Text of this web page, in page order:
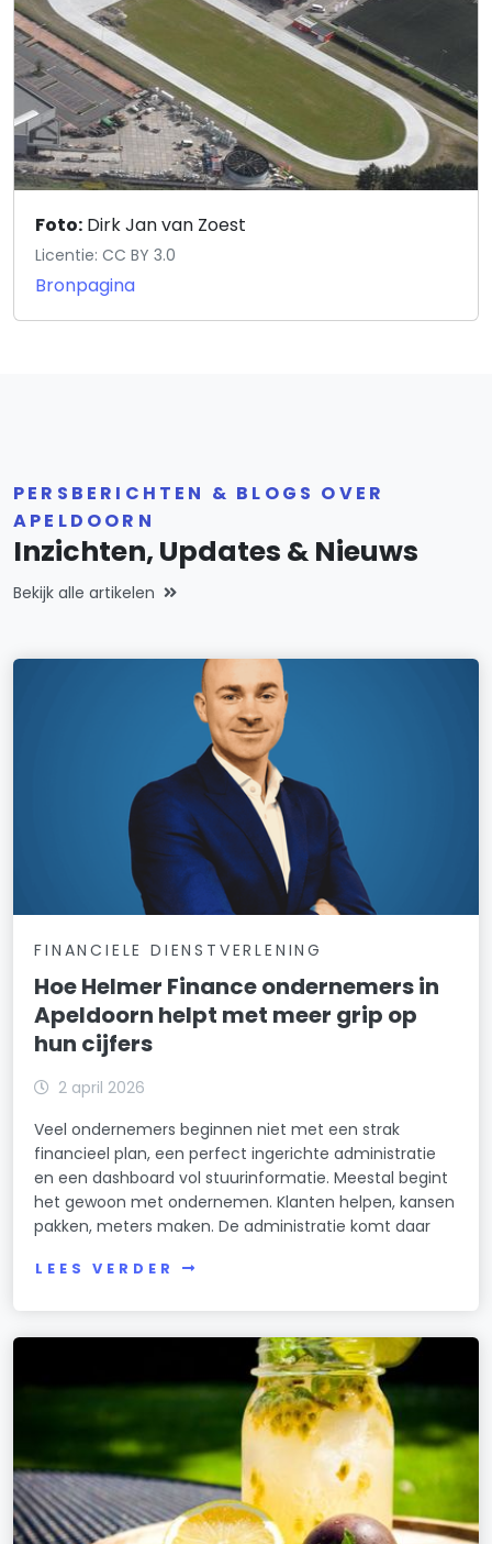
Foto: Dirk Jan van Zoest
Licentie: CC BY 3.0
Bronpagina
PERSBERICHTEN & BLOGS OVER
APELDOORN
Inzichten, Updates & Nieuws
Bekijk alle artikelen
FINANCIELE DIENSTVERLENING
Hoe Helmer Finance ondernemers in
Apeldoorn helpt met meer grip op
hun cijfers
2 april 2026
Veel ondernemers beginnen niet met een strak
financieel plan, een perfect ingerichte administratie
en een dashboard vol stuurinformatie. Meestal begint
het gewoon met ondernemen. Klanten helpen, kansen
pakken, meters maken. De administratie komt daar
LEES VERDER